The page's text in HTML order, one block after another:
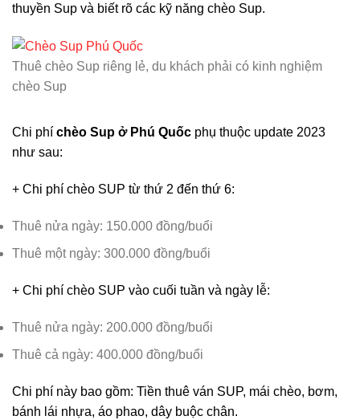
thuyền Sup và biết rõ các kỹ năng chèo Sup.
Thuê chèo Sup riêng lẻ, du khách phải có kinh nghiệm
chèo Sup
Chi phí chèo Sup ởPhú Quốc phụ thuộc update 2023
như sau:
+ Chi phí chèo SUP từ thứ 2 đến thứ 6:
Thuê nửa ngày: 150.000 đồng/buổi
Thuê một ngày: 300.000 đồng/buổi
+ Chi phí chèo SUP vào cuối tuần và ngày lễ:
Thuê nửa ngày: 200.000 đồng/buổi
Thuê cả ngày: 400.000 đồng/buổi
Chi phí này bao gồm: Tiền thuê ván SUP, mái chèo, bơm,
bánh lái nhựa, áo phao, dây buộc chân.